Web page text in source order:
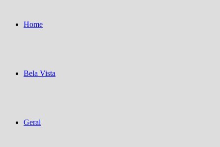
Home
Bela Vista
Geral